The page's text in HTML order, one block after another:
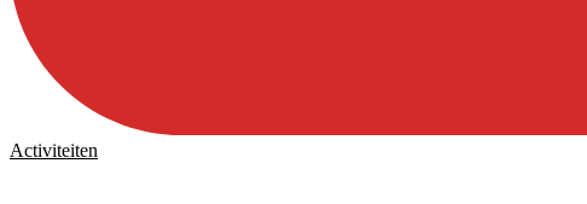
Activiteiten